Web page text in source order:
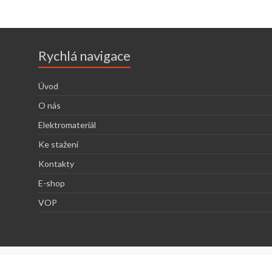
Rychlá navigace
Úvod
O nás
Elektromateriál
Ke stažení
Kontakty
E-shop
VOP